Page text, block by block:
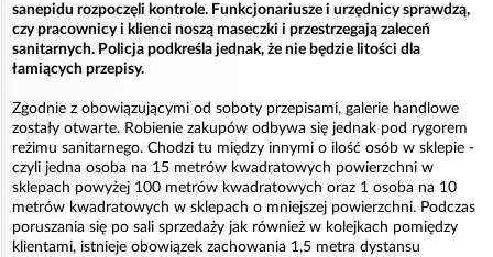
sanepidu rozpoczęli kontrole. Funkcjonariusze i urzędnicy sprawdzą,
czy pracownicy i klienci noszą maseczki i przestrzegają zaleceń
sanitarnych. Policja podkreśla jednak, że nie będzie litości dla
łamiących przepisy.
Zgodnie z obowiązującymi od soboty przepisami, galerie handlowe
zostały otwarte. Robienie zakupów odbywa się jednak pod rygorem
reżimu sanitarnego. Chodzi tu między innymi o ilość osób w sklepie -
czyli jedna osoba na 15 metrów kwadratowych powierzchni w
sklepach powyżej 100 metrów kwadratowych oraz 1 osoba na 10
metrów kwadratowych w sklepach o mniejszej powierzchni. Podczas
poruszania się po sali sprzedaży jak również w kolejkach pomiędzy
klientami, istnieje obowiązek zachowania 1,5 metra dystansu